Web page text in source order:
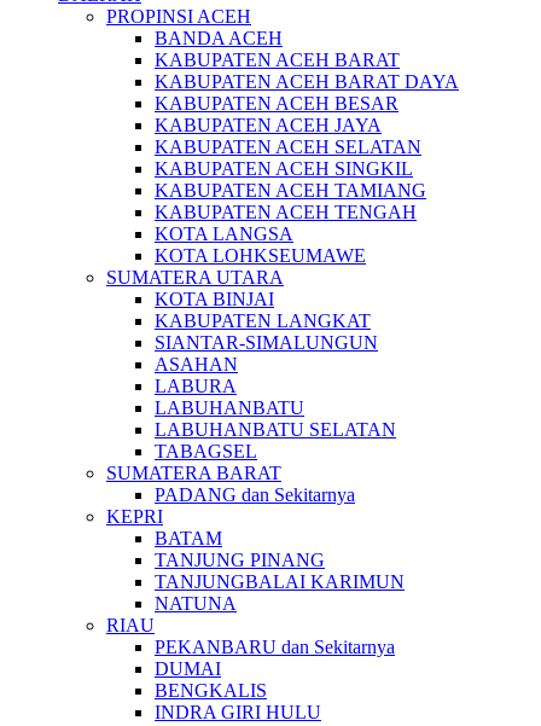
PROPINSI ACEH
BANDA ACEH
KABUPATEN ACEH BARAT
KABUPATEN ACEH BARAT DAYA
KABUPATEN ACEH BESAR
KABUPATEN ACEH JAYA
KABUPATEN ACEH SELATAN
KABUPATEN ACEH SINGKIL
KABUPATEN ACEH TAMIANG
KABUPATEN ACEH TENGAH
KOTA LANGSA
KOTA LOHKSEUMAWE
SUMATERA UTARA
KOTA BINJAI
KABUPATEN LANGKAT
SIANTAR-SIMALUNGUN
ASAHAN
LABURA
LABUHANBATU
LABUHANBATU SELATAN
TABAGSEL
SUMATERA BARAT
PADANG dan Sekitarnya
KEPRI
BATAM
TANJUNG PINANG
TANJUNGBALAI KARIMUN
NATUNA
RIAU
PEKANBARU dan Sekitarnya
DUMAI
BENGKALIS
INDRA GIRI HULU